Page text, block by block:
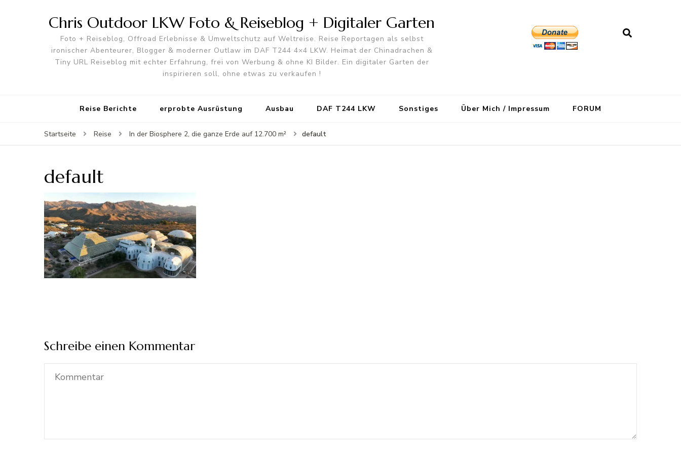
Chris Outdoor LKW Foto & Reiseblog + Digitaler Garten
Foto + Reiseblog, Offroad Erlebnisse & Umweltschutz auf Weltreise. Reise Reportagen als selbst
ironischer Abenteurer, Blogger & moderner Outlaw im DAF T244 4×4 LKW. Heimat der Chinadrachen &
Tiny URL Reiseblog mit echter Erfahrung, frei von Werbung & ohne KI Bilder. Ein digitaler Garten der
inspirieren soll, ohne etwas zu verkaufen !
Reise Berichte erprobte Ausrüstung Ausbau DAF T244 LKW Sonstiges Über Mich / Impressum FORUM
Startseite Reise In der Biosphere 2, die ganze Erde auf 12.700 m² default
default
Schreibe einen Kommentar